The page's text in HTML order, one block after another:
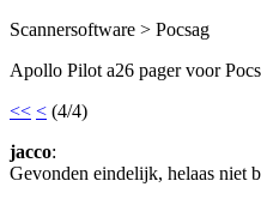
Scannersoftware > Pocsag
Apollo Pilot a26 pager voor
<< < (4/4)
jacco:
Gevonden eindelijk, helaas niet